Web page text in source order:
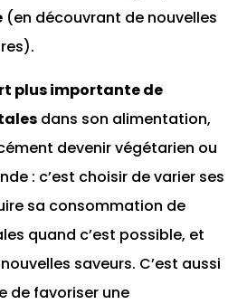
(en découvrant de nouvelles
plus importante de
dans son alimentation,
devenir végétarien ou
: c’est choisir de varier ses
sa consommation de
quand c’est possible, et
saveurs. C’est aussi
de favoriser une